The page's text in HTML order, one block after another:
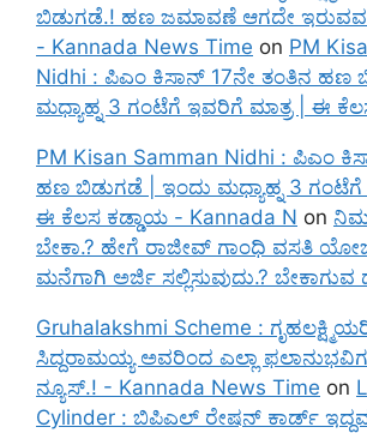
ಬಿಡುಗಡೆ.! ಹಣ ಜಮಾವಣೆ ಆಗದೇ
- Kannada News Time on PM
Nidhi : ಪಿಎಂ ಕಿಸಾನ್ 17ನೇ ತಂತಿನ ಹಣ
ಮಧ್ಯಾಹ್ನ 3 ಗಂಟೆಗೆ ಇವರಿಗೆ ಮಾತ್ರ | ಈ
PM Kisan Samman Nidhi : ಪಿಎಂ
ಹಣ ಬಿಡುಗಡೆ | ಇಂದು ಮಧ್ಯಾಹ್ನ 3 ಗಂಟೆಗೆ
ಈ ಕೆಲಸ ಕಡ್ಡಾಯ - Kannada N on
ಬೇಕಾ.? ಹೇಗೆ ರಾಜೀವ್ ಗಾಂಧಿ ವಸತಿ
ಮನೆಗಾಗಿ ಅರ್ಜಿ ಸಲ್ಲಿಸುವುದು.? ಬೇಕಾಗುವ
Gruhalakshmi Scheme :
ಸಿದ್ದರಾಮಯ್ಯ ಅವರಿಂದ ಎಲ್ಲಾ
ನ್ಯೂಸ್.! - Kannada News Time on
Cylinder : ಬಿಪಿಎಲ್ ರೇಷನ್ ಕಾರ್ಡ್